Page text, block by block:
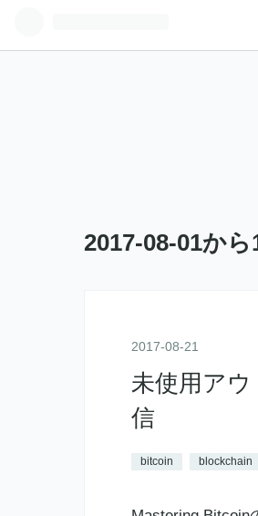
2017-08-01か
2017-08-21
未使用ア
信
bitcoin blockchain